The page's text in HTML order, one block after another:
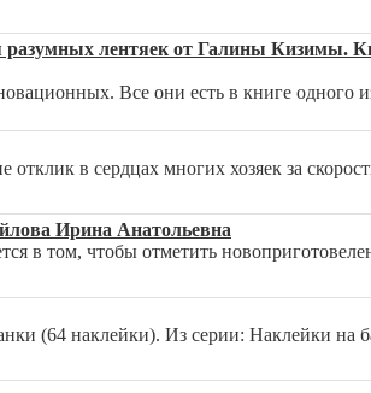
лентяек от Галины Кизимы.
Все они есть в книге одного
в сердцах многих хозяек за
Ирина Анатольевна
в том, чтобы отметить
(64 наклейки). Из серии: Наклейки на